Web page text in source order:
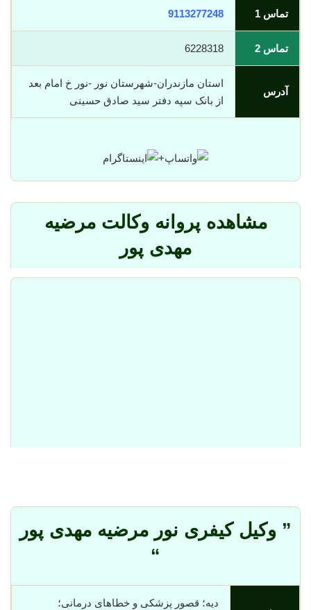
تماس 1 9113277248
تماس 2 6228318
آدرس
استان مازندران-شهرستان نور -نور خ امام بعد
از بانک سپه دفتر سید صادق حسینی
+
مشاهده پروانه وکالت مرضیه
مهدی پور
” وکیل کیفری نور مرضیه مهدی پور
“
دیه؛ قصور پزشکی و خطاهای درمانی؛